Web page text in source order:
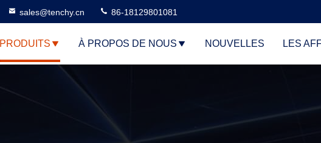
sales@tenchy.cn 86-18129801081
PRODUITS À PROPOS DE NOUS NOUVELLES LES